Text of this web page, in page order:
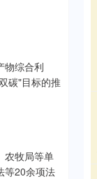
物综合利
碳"目标的推
农牧局等单
等20余项法